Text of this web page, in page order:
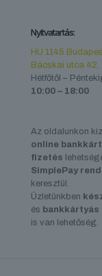
Nyitvatartás:
HU 1145
Bácskai utca 42.
Hétfőtől –
10:00 – 18:00
Az oldalunkon
online
fizetés
SimplePay
keresztül.
Üzletünkben
és
is van lehetőség.